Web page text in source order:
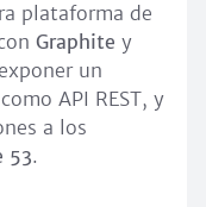
plataforma de
Graphite y
un
como API REST, y
a los
53.